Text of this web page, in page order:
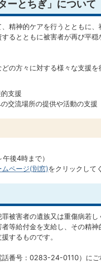
ーとちぎ」について
精神的ケアを行うとともに
るとともに被害者が再び平穏
の方々に対する様々な支援を
支援
交流場所の提供や活動の支援
後4時まで）
ページ(別窓)をクリックして
被害者の遺族又は重傷病若
等給付金を支給し、その精
するものです。
番号：0283-24-0110）にご